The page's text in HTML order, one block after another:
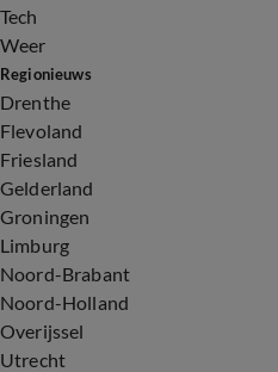
Tech
Weer
Regionieuws
Drenthe
Flevoland
Friesland
Gelderland
Groningen
Limburg
Noord-Brabant
Noord-Holland
Overijssel
Utrecht